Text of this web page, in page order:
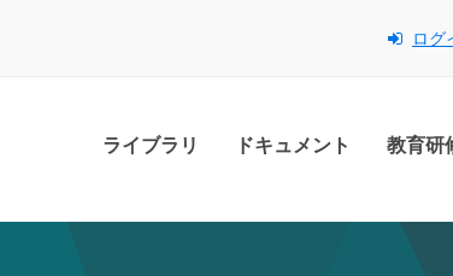
ログ
ライブラリ ドキュメント 教育研